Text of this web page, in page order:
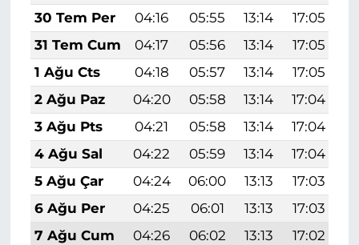
30 Tem Per
04:16 05:55 13:14 17:05
31 Tem Cum
04:17 05:56 13:14 17:05
1 Ağu Cts
04:18 05:57 13:14 17:05
2 Ağu Paz
04:20 05:58 13:14 17:04
3 Ağu Pts
04:21 05:58 13:14 17:04
4 Ağu Sal
04:22 05:59 13:14 17:04
5 Ağu Çar
04:24 06:00 13:13 17:03
6 Ağu Per
04:25 06:01 13:13 17:03
7 Ağu Cum
04:26 06:02 13:13 17:02